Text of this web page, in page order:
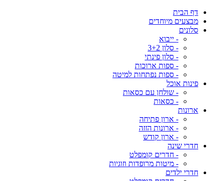
דף הבית
מבצעים מיוחדים
סלונים
- ייבוא
- סלון 3+2
- סלון פינתי
- ספות ארוכות
- ספות נפתחות למיטה
פינות אוכל
- שולחן עם כסאות
- כסאות
ארונות
- ארון פתיחה
- ארונות הזזה
- ארון קודש
חדרי שינה
- חדרים קומפלט
- מיטות מרופדות וזוגיות
חדרי ילדים